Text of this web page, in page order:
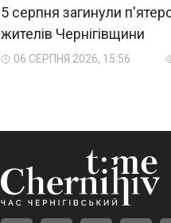
5 серпня загинули
жителів Чернігівщини
06 СЕРПНЯ 2026, 15:56